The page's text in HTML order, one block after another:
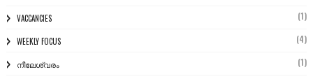
VACCANCIES (1)
WEEKLY FOCUS (4)
നീലേശ്വരം (1)